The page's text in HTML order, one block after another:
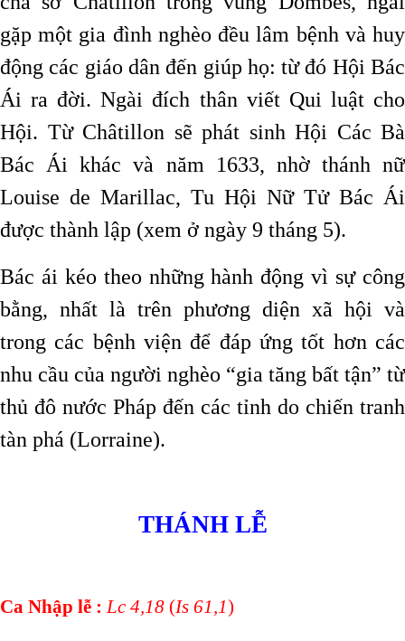
gặp một gia đình nghèo đều lâm bệnh và huy
động các giáo dân đến giúp họ: từ đó Hội Bác
Ái ra đời. Ngài đích thân viết Qui luật cho
Hội. Từ Châtillon sẽ phát sinh Hội Các Bà
Bác Ái khác và năm 1633, nhờ thánh nữ
Louise de Marillac, Tu Hội Nữ Tử Bác Ái
được thành lập (xem ở ngày 9 tháng 5).
Bác ái kéo theo những hành động vì sự công
bằng, nhất là trên phương diện xã hội và
trong các bệnh viện để đáp ứng tốt hơn các
nhu cầu của người nghèo “gia tăng bất tận” từ
thủ đô nước Pháp đến các tỉnh do chiến tranh
tàn phá (Lorraine).
THÁNH LỄ
Ca Nhập lễ :Lc 4,18 (Is 61,1)